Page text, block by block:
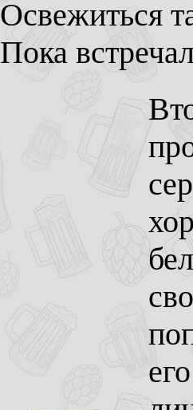
Освежиться
Пока